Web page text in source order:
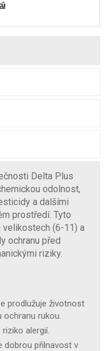
Delta Plus
odolnost,
a dalšími
prostředí. Tyto
velikostech (6-11) a
ochranu před
riziky.
prodlužuje životnost
rukou.
alergií.
dobrou přilnavost v